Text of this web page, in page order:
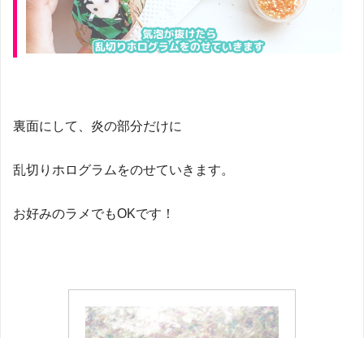
裏面にして、炎の部分だけに
乱切りホログラムをのせていきます。
お好みのラメでもOKです！